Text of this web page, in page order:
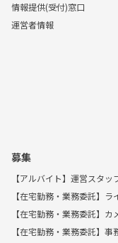
情報提供(受付)窓口
運営者情報
募集
【アルバイト】運営スタ
【在宅勤務・業務委託】
【在宅勤務・業務委託】カ
【在宅勤務・業務委託】